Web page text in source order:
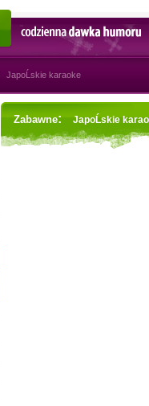
Codzienna dawka humoru
JapoĹskie karaoke
Zabawne: JapoĹskie